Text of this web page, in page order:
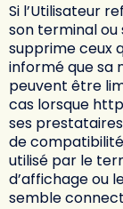
Si l’Utilisateur
son terminal ou
supprime ceux
informé que sa
peuvent être
cas lorsque
ses
de
utilisé par le
d’affichage ou
semble